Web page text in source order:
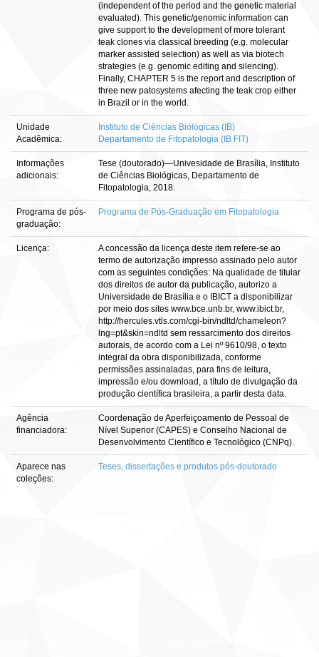
(independent of the period and the genetic material
evaluated). This genetic/genomic information can
give support to the development of more tolerant
teak clones via classical breeding (e.g. molecular
marker assisted selection) as well as via biotech
strategies (e.g. genomic editing and silencing).
Finally, CHAPTER 5 is the report and description of
three new patosystems afecting the teak crop either
in Brazil or in the world.
Unidade
Acadêmica:
Instituto de Ciências Biológicas (IB)
Departamento de Fitopatologia (IB FIT)
Informações
adicionais:
Tese (doutorado)—Univesidade de Brasília, Instituto
de Ciências Biológicas, Departamento de
Fitopatologia, 2018.
Programa de pós-
graduação:
Programa de Pós-Graduação em Fitopatologia
Licença:
A concessão da licença deste item refere-se ao
termo de autorização impresso assinado pelo autor
com as seguintes condições: Na qualidade de titular
dos direitos de autor da publicação, autorizo a
Universidade de Brasília e o IBICT a disponibilizar
por meio dos sites www.bce.unb.br, www.ibict.br,
http://hercules.vtls.com/cgi-bin/ndltd/chameleon?
lng=pt&skin=ndltd sem ressarcimento dos direitos
autorais, de acordo com a Lei nº 9610/98, o texto
integral da obra disponibilizada, conforme
permissões assinaladas, para fins de leitura,
impressão e/ou download, a título de divulgação da
produção científica brasileira, a partir desta data.
Agência
financiadora:
Coordenação de Aperfeiçoamento de Pessoal de
Nível Superior (CAPES) e Conselho Nacional de
Desenvolvimento Científico e Tecnológico (CNPq).
Aparece nas
coleções:
Teses, dissertações e produtos pós-doutorado